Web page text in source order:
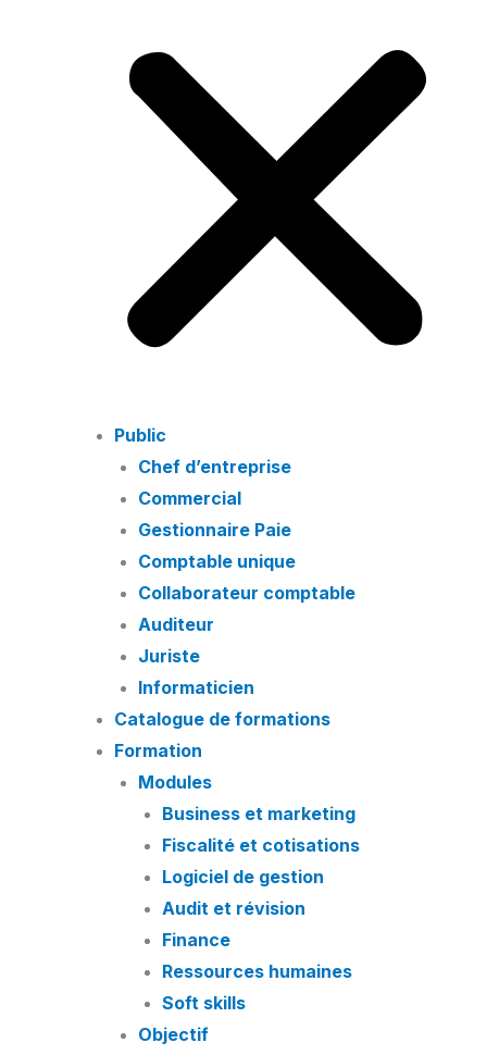
Public
Chef d’entreprise
Commercial
Gestionnaire Paie
Comptable unique
Collaborateur comptable
Auditeur
Juriste
Informaticien
Catalogue de formations
Formation
Modules
Business et marketing
Fiscalité et cotisations
Logiciel de gestion
Audit et révision
Finance
Ressources humaines
Soft skills
Objectif